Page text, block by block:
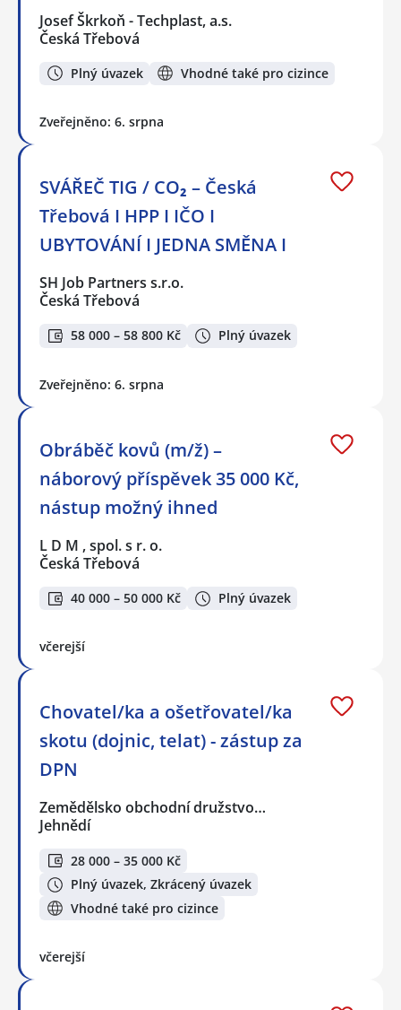
Josef Škrkoň - Techplast, a.s.
Česká Třebová
Plný úvazek Vhodné také pro cizince
Zveřejněno: 6. srpna
SVÁŘEČ TIG / CO₂ – Česká
Třebová I HPP I IČO I
UBYTOVÁNÍ I JEDNA SMĚNA I
SH Job Partners s.r.o.
Česká Třebová
58 000 – 58 800 Kč Plný úvazek
Zveřejněno: 6. srpna
Obráběč kovů (m/ž) –
náborový příspěvek 35 000 Kč,
nástup možný ihned
L D M , spol. s r. o.
Česká Třebová
40 000 – 50 000 Kč Plný úvazek
včerejší
Chovatel/ka a ošetřovatel/ka
skotu (dojnic, telat) - zástup za
DPN
Zemědělsko obchodní družstvo…
Jehnědí
28 000 – 35 000 Kč
Plný úvazek, Zkrácený úvazek
Vhodné také pro cizince
včerejší